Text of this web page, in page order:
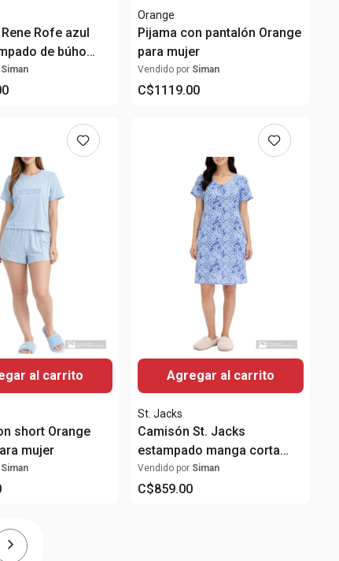
Rofe azul
de búho
Siman
Orange
Pijama con pantalón Orange
para mujer
Vendido por Siman
C$1119.00
al carrito
short Orange
mujer
Siman
Agregar al carrito
St. Jacks
Camisón St. Jacks
estampado manga corta
para mujer
Vendido por Siman
C$859.00